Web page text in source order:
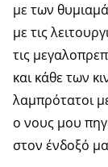
με των
με τις
τις
και κάθε των
λαμπρότατοι
ο νους μου
στον ένδοξό